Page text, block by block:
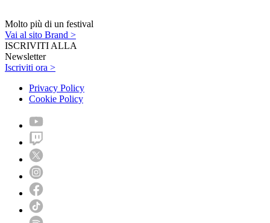
Molto più di un festival
Vai al sito Brand >
ISCRIVITI ALLA
Newsletter
Iscriviti ora >
Privacy Policy
Cookie Policy